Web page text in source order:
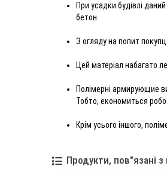
При усадки будівлі
бетон.
З огляду на попит
Цей матеріал набагато
Полімерні армирующие
Тобто, економиться
Крім усього іншого,
Продукти, пов"язані з